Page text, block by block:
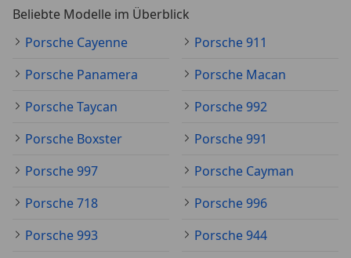
Beliebte Modelle im Überblick
Porsche Cayenne
Porsche 911
Porsche Panamera
Porsche Macan
Porsche Taycan
Porsche 992
Porsche Boxster
Porsche 991
Porsche 997
Porsche Cayman
Porsche 718
Porsche 996
Porsche 993
Porsche 944